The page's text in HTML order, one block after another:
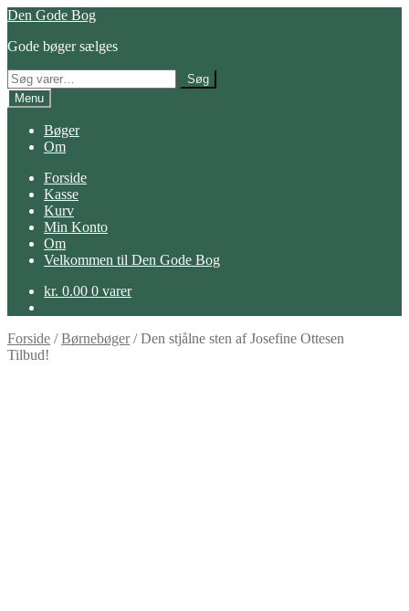
Spring
navigation
Spring
indhold
Den Gode Bog
Gode bøger sælges
Søg
efter:
Søg
Menu
Bøger
Om
Forside
Kasse
Kurv
Min Konto
Om
Velkommen til Den Gode Bog
kr. 0.00 0 varer
Forside /Børnebøger/Den stjålne sten af Josefine Ottesen
Tilbud!